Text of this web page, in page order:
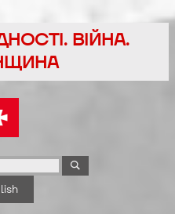
ВІЙНА.